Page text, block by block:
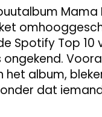
Spotify Top 10
het album,
dat